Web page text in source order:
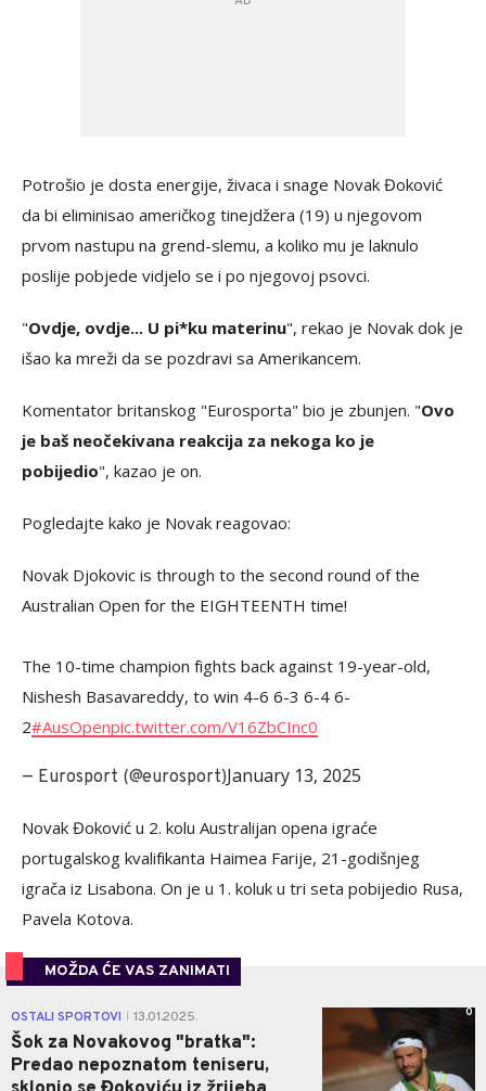
Potrošio je dosta energije, živaca i snage Novak Đoković
da bi eliminisao američkog tinejdžera (19) u njegovom
prvom nastupu na grend-slemu, a koliko mu je laknulo
poslije pobjede vidjelo se i po njegovoj psovci.
"Ovdje, ovdje... U pi*ku materinu", rekao je Novak dok je
išao ka mreži da se pozdravi sa Amerikancem.
Komentator britanskog "Eurosporta" bio je zbunjen. "Ovo
je baš neočekivana reakcija za nekoga ko je
pobijedio", kazao je on.
Pogledajte kako je Novak reagovao:
Novak Djokovic is through to the second round of the
Australian Open for the EIGHTEENTH time!
The 10-time champion fights back against 19-year-old,
Nishesh Basavareddy, to win 4-6 6-3 6-4 6-
2#AusOpenpic.twitter.com/V16ZbCInc0
— Eurosport (@eurosport)January 13, 2025
Novak Đoković u 2. kolu Australijan opena igraće
portugalskog kvalifikanta Haimea Farije, 21-godišnjeg
igrača iz Lisabona. On je u 1. koluk u tri seta pobijedio Rusa,
Pavela Kotova.
MOŽDA ĆE VAS ZANIMATI
OSTALI SPORTOVI 13.01.2025.
Šok za Novakovog "bratka":
Predao nepoznatom teniseru,
0